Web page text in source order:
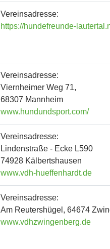
Vereinsadresse:
https://hundefreunde-
Vereinsadresse:
Viernheimer Weg 71,
68307 Mannheim
www.hundundsport.com/
Vereinsadresse:
Lindenstraße - Ecke L590
74928 Kälbertshausen
www.vdh-hueffenhardt.de
Vereinsadresse:
Am Reutershügel, 64674
www.vdhzwingenberg.de